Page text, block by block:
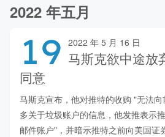
2022 年五月
19 2022 年 5 月 16 日
马斯克欲中途放
同意
马斯克宣布，他对推特的收购 "无法
多关于垃圾账户的信息，他发推表示
邮件账户"，并暗示推特之前向美国证